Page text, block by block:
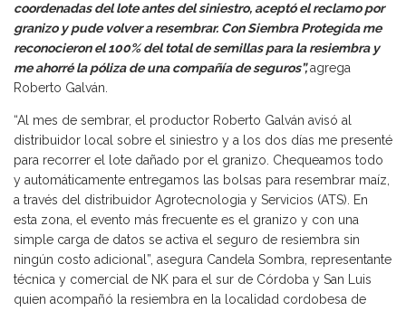
coordenadas del lote antes del siniestro, aceptó el reclamo por
granizo y pude volver a resembrar. Con Siembra Protegida me
reconocieron el 100% del total de semillas para la resiembra y
me ahorré la póliza de una compañía de seguros”,agrega
Roberto Galván.
“Al mes de sembrar, el productor Roberto Galván avisó al
distribuidor local sobre el siniestro y a los dos días me presenté
para recorrer el lote dañado por el granizo. Chequeamos todo
y automáticamente entregamos las bolsas para resembrar maíz,
a través del distribuidor Agrotecnologia y Servicios (ATS). En
esta zona, el evento más frecuente es el granizo y con una
simple carga de datos se activa el seguro de resiembra sin
ningún costo adicional”, asegura Candela Sombra, representante
técnica y comercial de NK para el sur de Córdoba y San Luis
quien acompañó la resiembra en la localidad cordobesa de